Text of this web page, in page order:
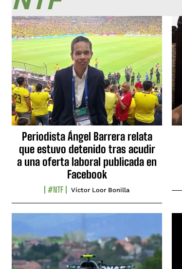
Periodista Ángel Barrera relata
que estuvo detenido tras acudir
a una oferta laboral publicada en
Facebook
#NTF Víctor Loor Bonilla